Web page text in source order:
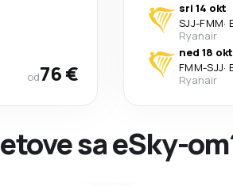
od76 €
sri 14 okt
SJJ-FMM·
Ryanair
ned 18 okt
FMM-SJJ·
Ryanair
sa eSky-